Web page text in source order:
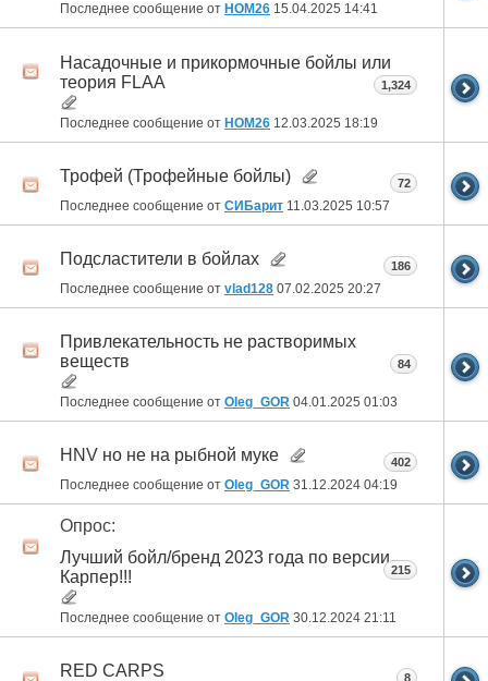
Последнее сообщение от HOM26 15.04.2025 14:41
Насадочные и прикормочные бойлы или
теория FLAA
Последнее сообщение от HOM26 12.03.2025 18:19
1,324
Трофей (Трофейные бойлы)
Последнее сообщение от СИБарит 11.03.2025 10:57
72
Подсластители в бойлах
Последнее сообщение от vlad128 07.02.2025 20:27
186
Привлекательность не растворимых
веществ
Последнее сообщение от Oleg_GOR 04.01.2025 01:03
84
HNV но не на рыбной муке
Последнее сообщение от Oleg_GOR 31.12.2024 04:19
402
Опрос:
Лучший бойл/бренд 2023 года по версии
Карпер!!!
Последнее сообщение от Oleg_GOR 30.12.2024 21:11
215
RED CARPS 8